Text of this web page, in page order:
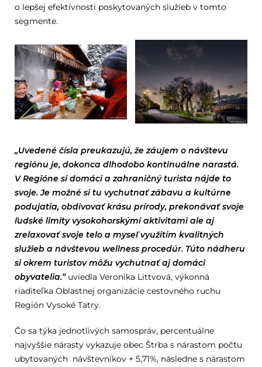
o lepšej efektívnosti poskytovaných služieb v tomto
segmente.
„Uvedené čísla preukazujú, že záujem o návštevu
regiónu je, dokonca dlhodobo kontinuálne narastá.
V Regióne si domáci a zahraničný turista nájde to
svoje. Je možné si tu vychutnať zábavu a kultúrne
podujatia, obdivovať krásu prírody, prekonávať svoje
ľudské limity vysokohorskými aktivitami ale aj
zrelaxovať svoje telo a myseľ využitím kvalitných
služieb a návštevou wellness procedúr. Túto nádheru
si okrem turistov môžu vychutnať aj domáci
obyvatelia.“uviedla Veronika Littvová, výkonná
riaditeľka Oblastnej organizácie cestovného ruchu
Región Vysoké Tatry.
Čo sa týka jednotlivých samospráv, percentuálne
najvyššie nárasty vykazuje obec Štrba s nárastom počtu
ubytovaných návštevníkov + 5,71%, následne s nárastom